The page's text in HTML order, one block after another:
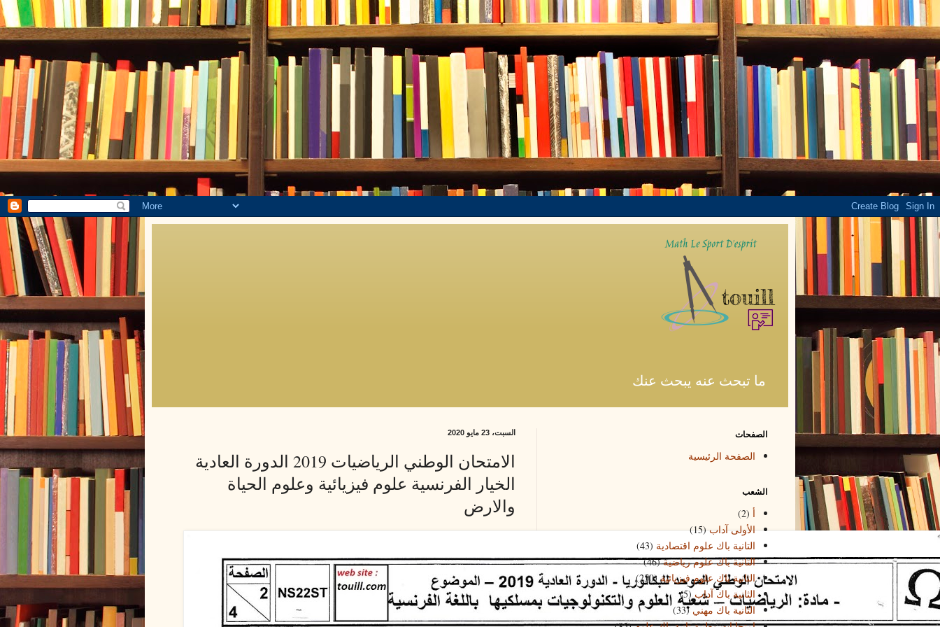
ما تبحث عنه يبحث عنك
السبت، 23 مايو 2020
الامتحان الوطني الرياضيات 2019 الدورة العادية
الخيار الفرنسية علوم فيزيائية وعلوم الحياة
والارض
الصفحات
الصفحة الرئيسية
الشعب
أ (2)
الأولى آداب (15)
التانية باك علوم اقتصادية (43)
التانية باك علوم رياضية (46)
التانية باك علوم فيزيائية (250)
الثانية باك آداب (5)
الثانية باك مهني (33)